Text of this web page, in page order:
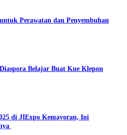
Perawatan dan Penyembuhan
Belajar Buat Kue Klepon
di JIExpo Kemayoran, Ini